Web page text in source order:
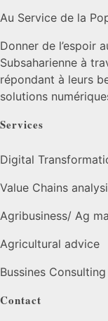
Au Service de la
Donner de l’espoir
Subsaharienne à
répondant à leurs
solutions
Services
Digital
Value Chains
Agribusiness/ Ag
Agricultural advice
Bussines Consulting
Contact